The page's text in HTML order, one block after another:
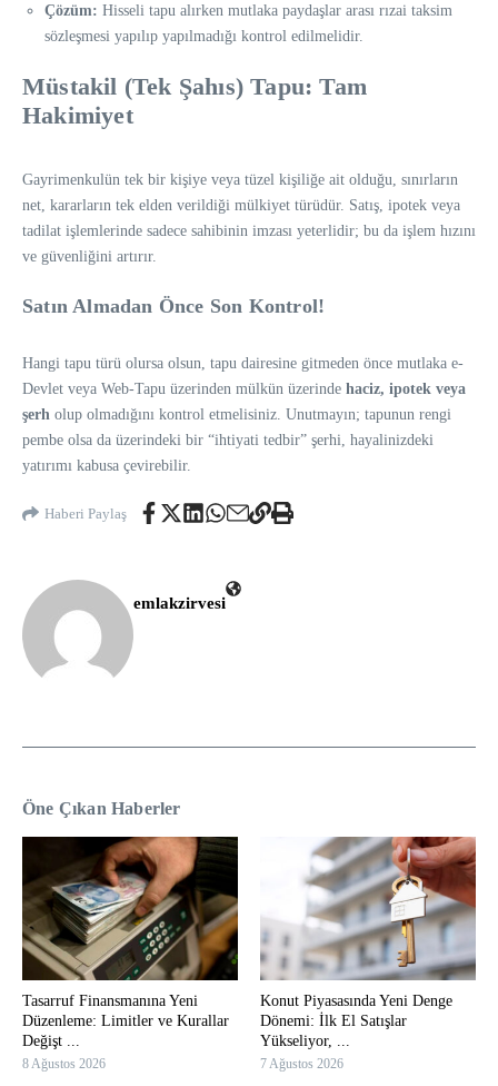
Çözüm: Hisseli tapu alırken mutlaka paydaşlar arası rızai taksim
sözleşmesi yapılıp yapılmadığı kontrol edilmelidir.
Müstakil (Tek Şahıs) Tapu: Tam
Hakimiyet
Gayrimenkulün tek bir kişiye veya tüzel kişiliğe ait olduğu, sınırların
net, kararların tek elden verildiği mülkiyet türüdür. Satış, ipotek veya
tadilat işlemlerinde sadece sahibinin imzası yeterlidir; bu da işlem hızını
ve güvenliğini artırır.
Satın Almadan Önce Son Kontrol!
Hangi tapu türü olursa olsun, tapu dairesine gitmeden önce mutlaka e-
Devlet veya Web-Tapu üzerinden mülkün üzerinde haciz, ipotek veya
şerh olup olmadığını kontrol etmelisiniz. Unutmayın; tapunun rengi
pembe olsa da üzerindeki bir “ihtiyati tedbir” şerhi, hayalinizdeki
yatırımı kabusa çevirebilir.
Haberi Paylaş
emlakzirvesi
Öne Çıkan Haberler
Tasarruf Finansmanına Yeni
Düzenleme: Limitler ve Kurallar
Değişt ...
8 Ağustos 2026
Konut Piyasasında Yeni Denge
Dönemi: İlk El Satışlar
Yükseliyor, ...
7 Ağustos 2026